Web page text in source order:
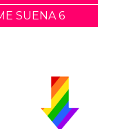
SUENA 6